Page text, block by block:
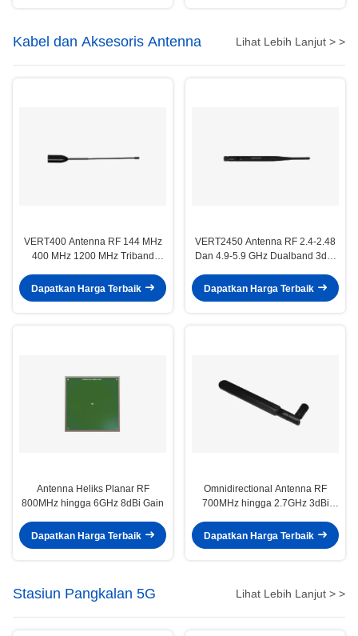
Kabel dan Aksesoris Antenna Lihat Lebih Lanjut > >
VERT400 Antenna RF 144 MHz
400 MHz 1200 MHz Triband
Dapatkan Harga Terbaik
VERT2450 Antenna RF 2.4-2.48
Dan 4.9-5.9 GHz Dualband 3dBi
Antenna
Dapatkan Harga Terbaik
Antenna Heliks Planar RF
800MHz hingga 6GHz 8dBi Gain
Dapatkan Harga Terbaik
Omnidirectional Antenna RF
700MHz hingga 2.7GHz 3dBi
Dapatkan Harga Terbaik
Stasiun Pangkalan 5G Lihat Lebih Lanjut > >